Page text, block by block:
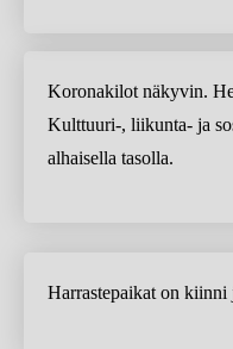
Koronakilot näkyvin.
Kulttuuri-, liikunta- ja
alhaisella tasolla.
Harrastepaikat on kiinni